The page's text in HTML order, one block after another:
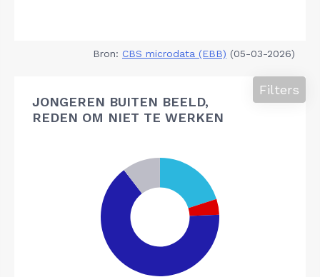
Bron: CBS microdata (EBB) (05-03-2026)
JONGEREN BUITEN BEELD,
REDEN OM NIET TE WERKEN
Filters